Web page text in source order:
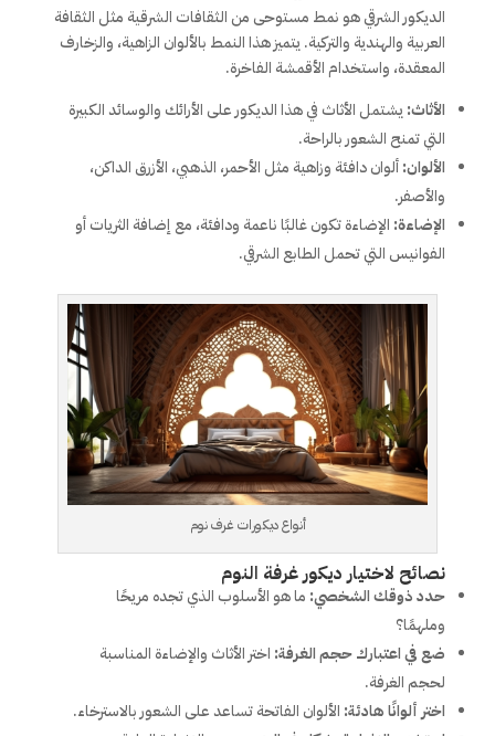
الديكور الشرقي هو نمط مستوحى من الثقافات الشرقية مثل الثقافة
العربية والهندية والتركية. يتميز هذا النمط بالألوان الزاهية، والزخارف
المعقدة، واستخدام الأقمشة الفاخرة.
الأثاث: يشتمل الأثاث في هذا الديكور على الأرائك والوسائد الكبيرة
التي تمنح الشعور بالراحة.
الألوان:ألوان دافئة وزاهية مثل الأحمر، الذهبي، الأزرق الداكن،
والأصفر.
الإضاءة: الإضاءة تكون غالبًا ناعمة ودافئة، مع إضافة الثريات أو
الفوانيس التي تحمل الطابع الشرقي.
أنواع ديكورات غرف نوم
نصائح لاختيار ديكور غرفة النوم
حدد ذوقك الشخصي: ما هو الأسلوب الذي تجده مريحًا
وملهمًا؟
ضع في اعتبارك حجم الغرفة: اختر الأثاث والإضاءة المناسبة
لحجم الغرفة.
اختر ألوانًا هادئة: الألوان الفاتحة تساعد على الشعور بالاسترخاء.